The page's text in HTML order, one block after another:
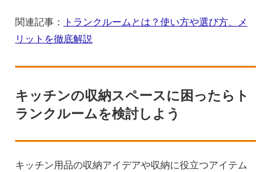
関連記事： トランクルームとは？使い方や選び方、メ
リットを徹底解説
キッチンの収納スペースに困ったらト
ランクルームを検討しよう
キッチン用品の収納アイデアや収納に役立つアイテム